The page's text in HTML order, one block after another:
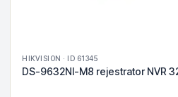
HIKVISION · ID 61345
DS-9632NI-M8 rejestrator NVR